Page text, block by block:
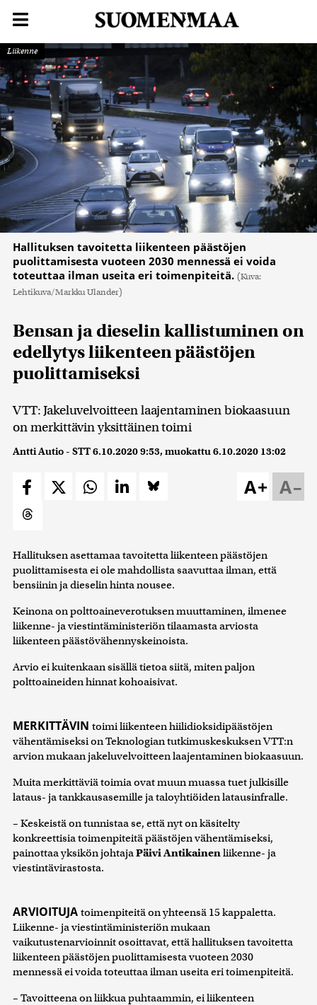
Liikenne
Hallituksen tavoitetta liikenteen päästöjen
puolittamisesta vuoteen 2030 mennessä ei voida
toteuttaa ilman useita eri toimenpiteitä. (Kuva:
Lehtikuva/Markku Ulander)
Bensan ja dieselin kallistuminen on
edellytys liikenteen päästöjen
puolittamiseksi
VTT: Jakeluvelvoitteen laajentaminen biokaasuun
on merkittävin yksittäinen toimi
Antti Autio - STT6.10.2020 9:53, muokattu6.10.2020 13:02
A–
A+
Hallituksen asettamaa tavoitetta liikenteen päästöjen
puolittamisesta ei ole mahdollista saavuttaa ilman, että
bensiinin ja dieselin hinta nousee.
Keinona on polttoaineverotuksen muuttaminen, ilmenee
liikenne- ja viestintäministeriön tilaamasta arviosta
liikenteen päästövähennyskeinoista.
Arvio ei kuitenkaan sisällä tietoa siitä, miten paljon
polttoaineiden hinnat kohoaisivat.
MERKITTÄVIN toimi liikenteen hiilidioksidipäästöjen
vähentämiseksi on Teknologian tutkimuskeskuksen VTT:n
arvion mukaan jakeluvelvoitteen laajentaminen biokaasuun.
Muita merkittäviä toimia ovat muun muassa tuet julkisille
lataus- ja tankkausasemille ja taloyhtiöiden latausinfralle.
– Keskeistä on tunnistaa se, että nyt on käsitelty
konkreettisia toimenpiteitä päästöjen vähentämiseksi,
painottaa yksikön johtajaPäivi Antikainenliikenne- ja
viestintävirastosta.
ARVIOITUJA toimenpiteitä on yhteensä 15 kappaletta.
Liikenne- ja viestintäministeriön mukaan
vaikutustenarvioinnit osoittavat, että hallituksen tavoitetta
liikenteen päästöjen puolittamisesta vuoteen 2030
mennessä ei voida toteuttaa ilman useita eri toimenpiteitä.
– Tavoitteena on liikkua puhtaammin, ei liikenteen